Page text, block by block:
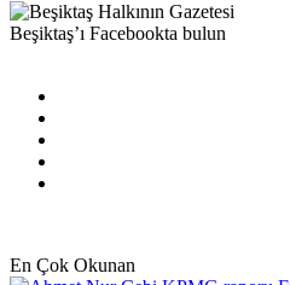
Beşiktaş’ı Facebookta bulun
En Çok Okunan